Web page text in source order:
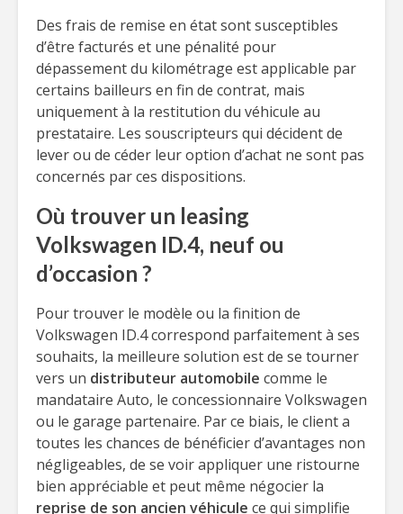
Des frais de remise en état sont susceptibles
d’être facturés et une pénalité pour
dépassement du kilométrage est applicable par
certains bailleurs en fin de contrat, mais
uniquement à la restitution du véhicule au
prestataire. Les souscripteurs qui décident de
lever ou de céder leur option d’achat ne sont pas
concernés par ces dispositions.
Où trouver un leasing
Volkswagen ID.4, neuf ou
d’occasion ?
Pour trouver le modèle ou la finition de
Volkswagen ID.4 correspond parfaitement à ses
souhaits, la meilleure solution est de se tourner
vers un distributeur automobile comme le
mandataire Auto, le concessionnaire Volkswagen
ou le garage partenaire. Par ce biais, le client a
toutes les chances de bénéficier d’avantages non
négligeables, de se voir appliquer une ristourne
bien appréciable et peut même négocier la
reprise de son ancien véhicule ce qui simplifie